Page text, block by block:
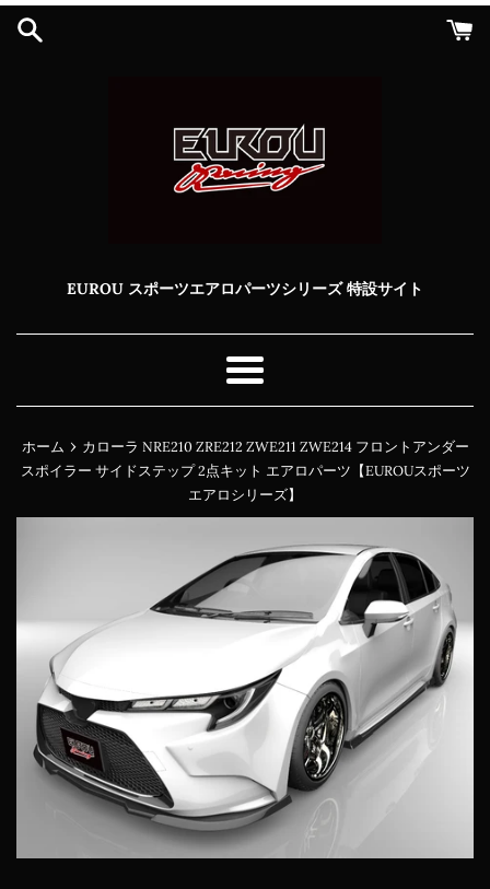
コ
EUROU スポーツエアロパーツシリーズ 特設サイト
メ
ニ
ー
ホーム › カローラ NRE210 ZRE212 ZWE211 ZWE214 フロントアンダー
スポイラー サイドステップ 2点キット エアロパーツ【EUROUスポーツ
エアロシリーズ】